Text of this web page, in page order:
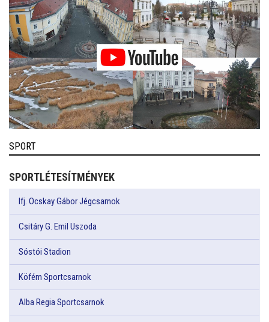
SPORT
SPORTLÉTESÍTMÉNYEK
Ifj. Ocskay Gábor Jégcsarnok
Csitáry G. Emil Uszoda
Sóstói Stadion
Köfém Sportcsarnok
Alba Regia Sportcsarnok